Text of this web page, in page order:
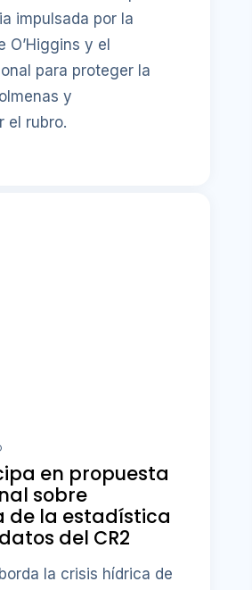
impulsada por la
O’Higgins y el
para proteger la
y
el rubro.
en propuesta
sobre
de la estadística
del CR2
la crisis hídrica de